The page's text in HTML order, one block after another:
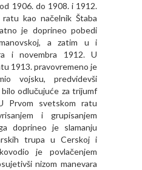
1906. do 1908. i 1912.
kao načelnik Štaba
je doprineo pobedi
a zatim u i
i novembra 1912. U
1913. pravovremeno je
vojsku, predvidevši
odlučujuće za trijumf
Prvom svetskom ratu
i grupisanjem
doprineo je slamanju
trupa u Cerskoj i
je povlačenjem
nizom manevara